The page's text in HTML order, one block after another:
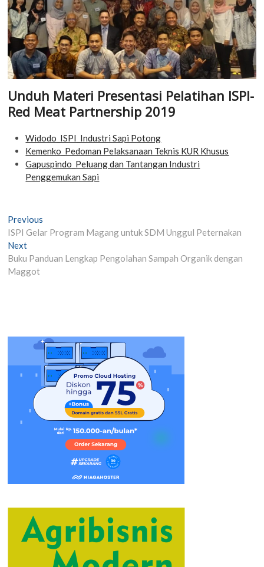
Unduh Materi Presentasi Pelatihan ISPI-
Red Meat Partnership 2019
Widodo_ISPI_Industri Sapi Potong
Kemenko_Pedoman Pelaksanaan Teknis KUR Khusus
Gapuspindo_Peluang dan Tantangan Industri
Penggemukan Sapi
Post
navigation
Previous
post:
ISPI Gelar Program Magang untuk SDM Unggul Peternakan
NextNext
post:
Buku Panduan Lengkap Pengolahan Sampah Organik dengan
Maggot